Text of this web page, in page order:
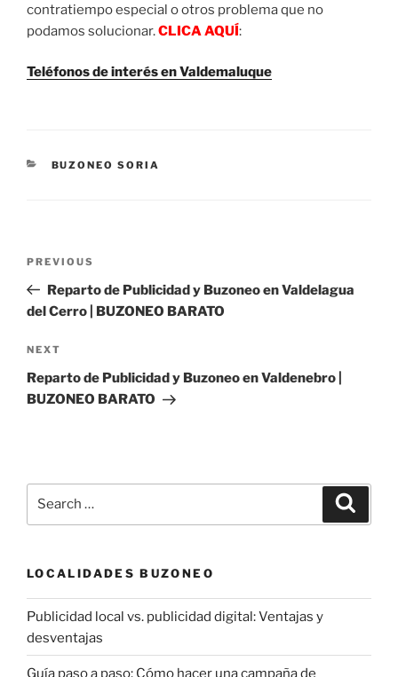
contratiempo especial o otros problema que no
podamos solucionar.CLICA AQUÍ:
Teléfonos de interés en Valdemaluque
CATEGORIES
BUZONEO SORIA
Previous
Post
PREVIOUS
Reparto de Publicidad y Buzoneo en Valdelagua
del Cerro | BUZONEO BARATO
Next
Post
NEXT
Reparto de Publicidad y Buzoneo en Valdenebro |
BUZONEO BARATO
LOCALIDADES BUZONEO
Publicidad local vs. publicidad digital: Ventajas y
desventajas
Guía paso a paso: Cómo hacer una campaña de